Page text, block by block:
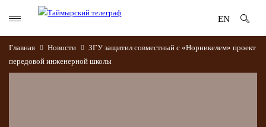
EN
Главная Новости
ЗГУ защитил совместный с «Норникелем» проект
передовой инженерной школы